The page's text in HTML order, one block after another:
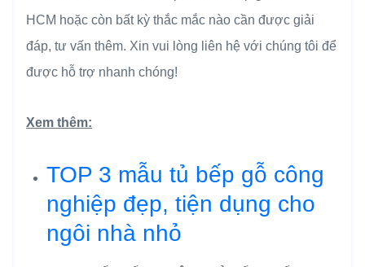
HCM hoặc còn bất kỳ thắc mắc nào cần được giải
đáp, tư vấn thêm. Xin vui lòng liên hệ với chúng tôi để
được hỗ trợ nhanh chóng!
Xem thêm:
TOP 3 mẫu tủ bếp gỗ công
nghiệp đẹp, tiện dụng cho
ngôi nhà nhỏ